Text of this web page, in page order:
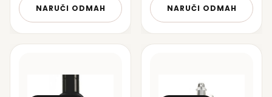
NARUČI ODMAH NARUČI ODMAH